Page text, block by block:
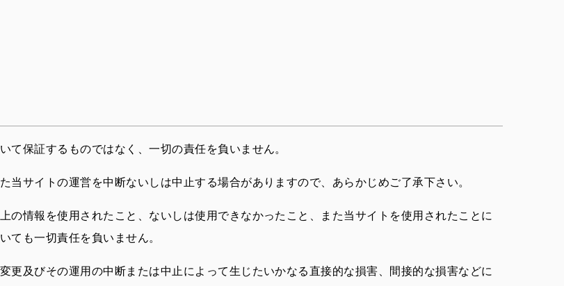
保証するものではなく、一切の責任を負いません。
サイトの運営を中断ないしは中止する場合がありますので、あらかじめご了承下さい。
の情報を使用されたこと、ないしは使用できなかったこと、また当サイトを使用されたことに
ても一切責任を負いません。
更及びその運用の中断または中止によって生じたいかなる直接的な損害、間接的な損害などに